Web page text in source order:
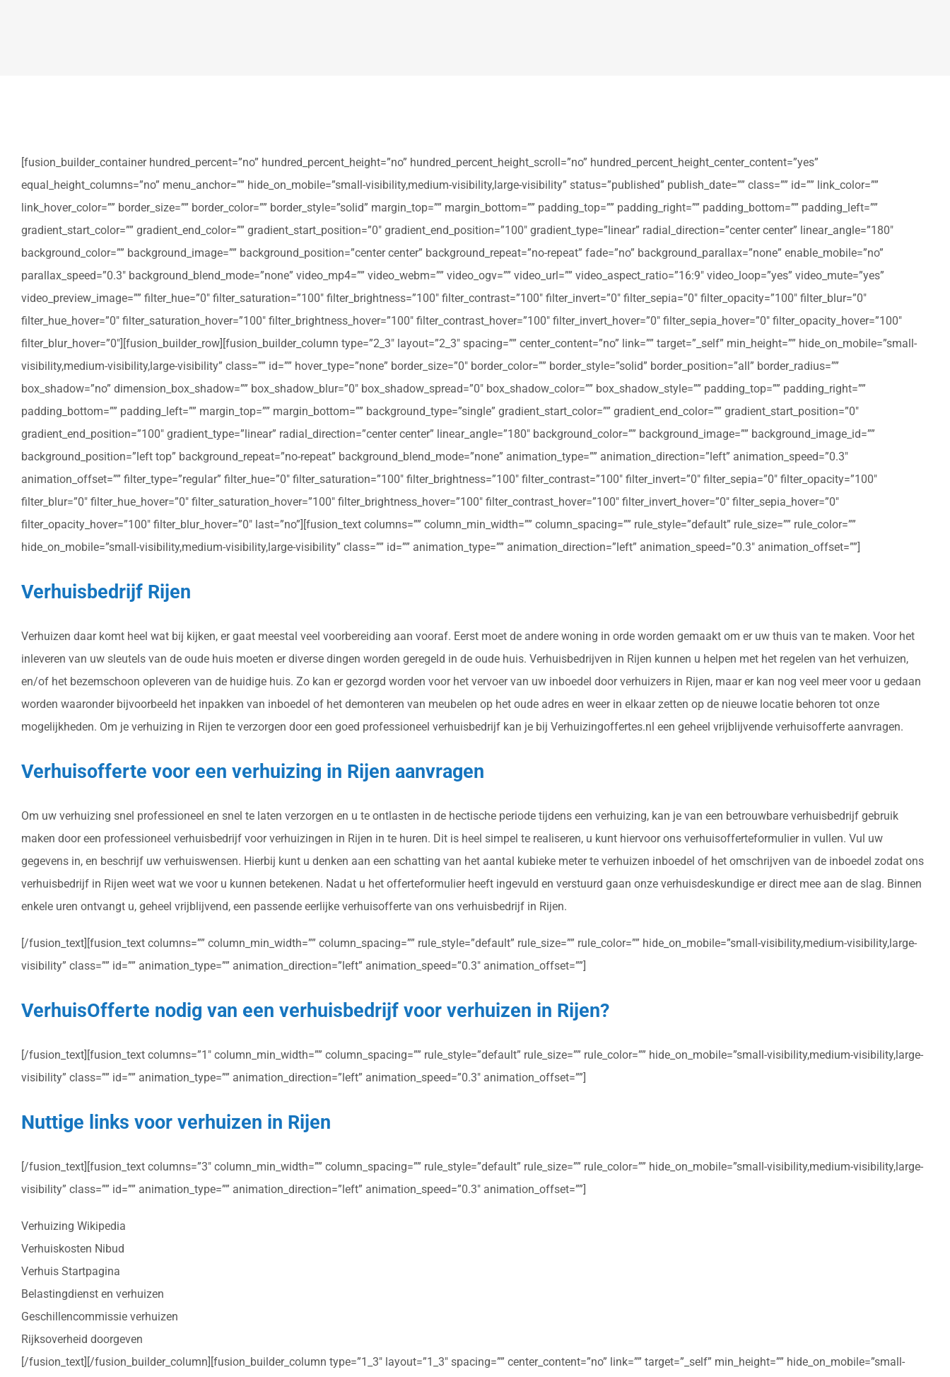
[fusion_builder_container hundred_percent=”no” hundred_percent_height=”no” hundred_percent_height_scroll=”no” hundred_percent_height_center_content=”yes”
equal_height_columns=”no” menu_anchor=”” hide_on_mobile=”small-visibility,medium-visibility,large-visibility” status=”published” publish_date=”” class=”” id=”” link_color=””
link_hover_color=”” border_size=”” border_color=”” border_style=”solid” margin_top=”” margin_bottom=”” padding_top=”” padding_right=”” padding_bottom=”” padding_left=””
gradient_start_color=”” gradient_end_color=”” gradient_start_position=”0″ gradient_end_position=”100″ gradient_type=”linear” radial_direction=”center center” linear_angle=”180″
background_color=”” background_image=”” background_position=”center center” background_repeat=”no-repeat” fade=”no” background_parallax=”none” enable_mobile=”no”
parallax_speed=”0.3″ background_blend_mode=”none” video_mp4=”” video_webm=”” video_ogv=”” video_url=”” video_aspect_ratio=”16:9″ video_loop=”yes” video_mute=”yes”
video_preview_image=”” filter_hue=”0″ filter_saturation=”100″ filter_brightness=”100″ filter_contrast=”100″ filter_invert=”0″ filter_sepia=”0″ filter_opacity=”100″ filter_blur=”0″
filter_hue_hover=”0″ filter_saturation_hover=”100″ filter_brightness_hover=”100″ filter_contrast_hover=”100″ filter_invert_hover=”0″ filter_sepia_hover=”0″ filter_opacity_hover=”100″
filter_blur_hover=”0″][fusion_builder_row][fusion_builder_column type=”2_3″ layout=”2_3″ spacing=”” center_content=”no” link=”” target=”_self” min_height=”” hide_on_mobile=”small-
visibility,medium-visibility,large-visibility” class=”” id=”” hover_type=”none” border_size=”0″ border_color=”” border_style=”solid” border_position=”all” border_radius=””
box_shadow=”no” dimension_box_shadow=”” box_shadow_blur=”0″ box_shadow_spread=”0″ box_shadow_color=”” box_shadow_style=”” padding_top=”” padding_right=””
padding_bottom=”” padding_left=”” margin_top=”” margin_bottom=”” background_type=”single” gradient_start_color=”” gradient_end_color=”” gradient_start_position=”0″
gradient_end_position=”100″ gradient_type=”linear” radial_direction=”center center” linear_angle=”180″ background_color=”” background_image=”” background_image_id=””
background_position=”left top” background_repeat=”no-repeat” background_blend_mode=”none” animation_type=”” animation_direction=”left” animation_speed=”0.3″
animation_offset=”” filter_type=”regular” filter_hue=”0″ filter_saturation=”100″ filter_brightness=”100″ filter_contrast=”100″ filter_invert=”0″ filter_sepia=”0″ filter_opacity=”100″
filter_blur=”0″ filter_hue_hover=”0″ filter_saturation_hover=”100″ filter_brightness_hover=”100″ filter_contrast_hover=”100″ filter_invert_hover=”0″ filter_sepia_hover=”0″
filter_opacity_hover=”100″ filter_blur_hover=”0″ last=”no”][fusion_text columns=”” column_min_width=”” column_spacing=”” rule_style=”default” rule_size=”” rule_color=””
hide_on_mobile=”small-visibility,medium-visibility,large-visibility” class=”” id=”” animation_type=”” animation_direction=”left” animation_speed=”0.3″ animation_offset=””]
Verhuisbedrijf Rijen
Verhuizen daar komt heel wat bij kijken, er gaat meestal veel voorbereiding aan vooraf. Eerst moet de andere woning in orde worden gemaakt om er uw thuis van te maken. Voor het
inleveren van uw sleutels van de oude huis moeten er diverse dingen worden geregeld in de oude huis. Verhuisbedrijven in Rijen kunnen u helpen met het regelen van het verhuizen,
en/of het bezemschoon opleveren van de huidige huis. Zo kan er gezorgd worden voor het vervoer van uw inboedel door verhuizers in Rijen, maar er kan nog veel meer voor u gedaan
worden waaronder bijvoorbeeld het inpakken van inboedel of het demonteren van meubelen op het oude adres en weer in elkaar zetten op de nieuwe locatie behoren tot onze
mogelijkheden. Om je verhuizing in Rijen te verzorgen door een goed professioneel verhuisbedrijf kan je bij Verhuizingoffertes.nl een geheel vrijblijvende verhuisofferte aanvragen.
Verhuisofferte voor een verhuizing in Rijen aanvragen
Om uw verhuizing snel professioneel en snel te laten verzorgen en u te ontlasten in de hectische periode tijdens een verhuizing, kan je van een betrouwbare verhuisbedrijf gebruik
maken door een professioneel verhuisbedrijf voor verhuizingen in Rijen in te huren. Dit is heel simpel te realiseren, u kunt hiervoor ons verhuisofferteformulier in vullen. Vul uw
gegevens in, en beschrijf uw verhuiswensen. Hierbij kunt u denken aan een schatting van het aantal kubieke meter te verhuizen inboedel of het omschrijven van de inboedel zodat ons
verhuisbedrijf in Rijen weet wat we voor u kunnen betekenen. Nadat u het offerteformulier heeft ingevuld en verstuurd gaan onze verhuisdeskundige er direct mee aan de slag. Binnen
enkele uren ontvangt u, geheel vrijblijvend, een passende eerlijke verhuisofferte van ons verhuisbedrijf in Rijen.
[/fusion_text][fusion_text columns=”” column_min_width=”” column_spacing=”” rule_style=”default” rule_size=”” rule_color=”” hide_on_mobile=”small-visibility,medium-visibility,large-
visibility” class=”” id=”” animation_type=”” animation_direction=”left” animation_speed=”0.3″ animation_offset=””]
VerhuisOfferte nodig van een verhuisbedrijf voor verhuizen in Rijen?
[/fusion_text][fusion_text columns=”1″ column_min_width=”” column_spacing=”” rule_style=”default” rule_size=”” rule_color=”” hide_on_mobile=”small-visibility,medium-visibility,large-
visibility” class=”” id=”” animation_type=”” animation_direction=”left” animation_speed=”0.3″ animation_offset=””]
Nuttige links voor verhuizen in Rijen
[/fusion_text][fusion_text columns=”3″ column_min_width=”” column_spacing=”” rule_style=”default” rule_size=”” rule_color=”” hide_on_mobile=”small-visibility,medium-visibility,large-
visibility” class=”” id=”” animation_type=”” animation_direction=”left” animation_speed=”0.3″ animation_offset=””]
Verhuizing Wikipedia
Verhuiskosten Nibud
Verhuis Startpagina
Belastingdienst en verhuizen
Geschillencommissie verhuizen
Rijksoverheid doorgeven
[/fusion_text][/fusion_builder_column][fusion_builder_column type=”1_3″ layout=”1_3″ spacing=”” center_content=”no” link=”” target=”_self” min_height=”” hide_on_mobile=”small-